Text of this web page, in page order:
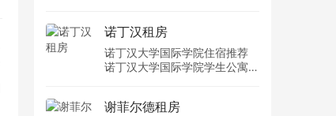
诺丁汉租房
诺丁汉大学国际学院住宿推荐
诺丁汉大学国际学院学生公寓多
谢菲尔德租房